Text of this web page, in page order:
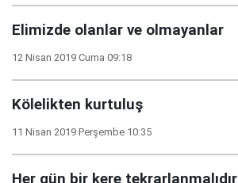
Elimizde olanlar ve olmayanlar
12 Nisan 2019 Cuma 09:18
Kölelikten kurtuluş
11 Nisan 2019 Perşembe 10:35
Her gün bir kere tekrarlanmalıdır